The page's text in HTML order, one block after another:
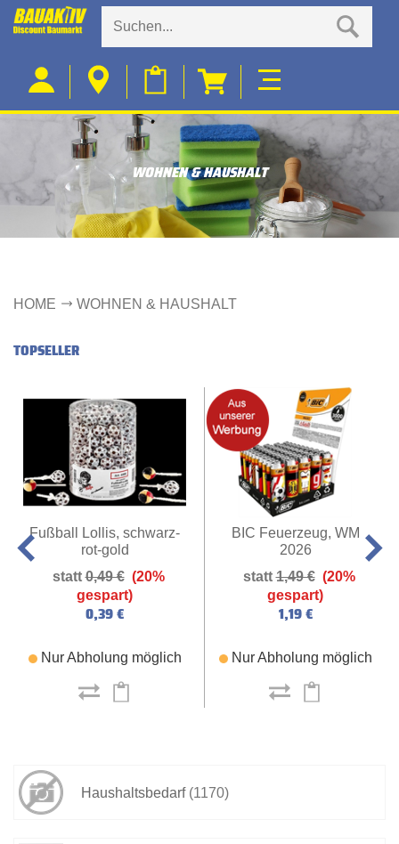
WOHNEN & HAUSHALT
HOME WOHNEN & HAUSHALT
TOPSELLER
Fußball Lollis, schwarz-
rot-gold
0,49 € (20%
gespart)
0,39 €
Nur Abholung möglich
BIC Feuerzeug, WM
2026
1,49 € (20%
gespart)
1,19 €
Nur Abholung möglich
Haushaltsbedarf (1170)